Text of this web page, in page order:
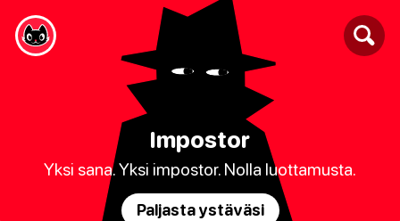
Impostor
Yksi sana. Yksi impostor. Nolla luottamusta.
Paljasta ystäväsi